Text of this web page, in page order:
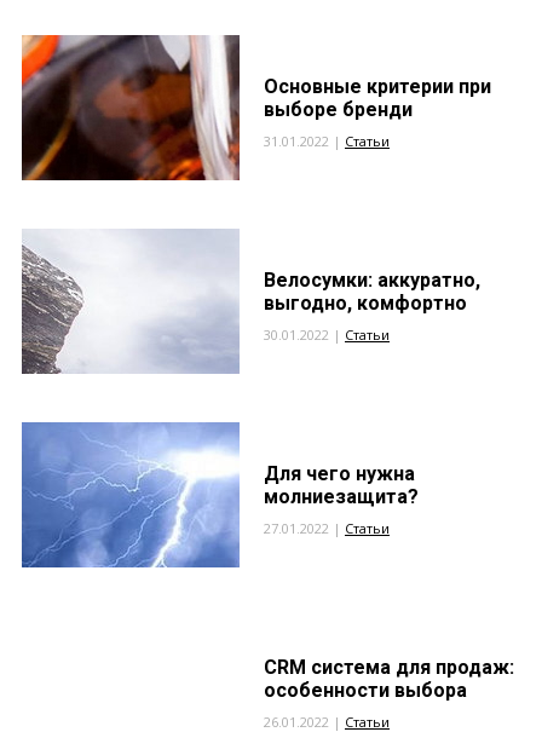
Основные критерии при
выборе бренди
31.01.2022 | Статьи
Велосумки: аккуратно,
выгодно, комфортно
30.01.2022 | Статьи
Для чего нужна
молниезащита?
27.01.2022 | Статьи
CRM система для продаж:
особенности выбора
26.01.2022 | Статьи